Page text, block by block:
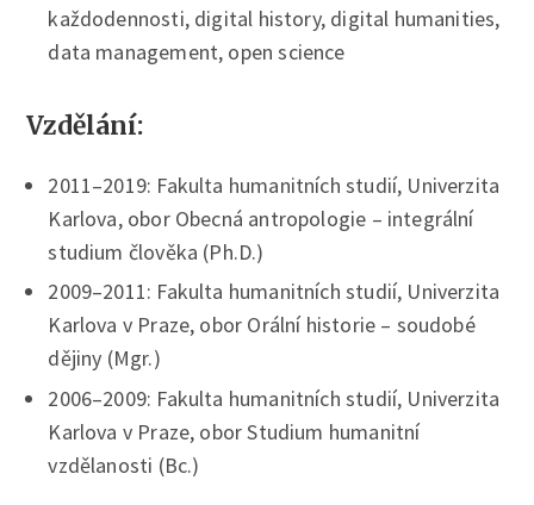
každodennosti, digital history, digital humanities,
data management, open science
Vzdělání:
2011–2019: Fakulta humanitních studií, Univerzita
Karlova, obor Obecná antropologie – integrální
studium člověka (Ph.D.)
2009–2011: Fakulta humanitních studií, Univerzita
Karlova v Praze, obor Orální historie – soudobé
dějiny (Mgr.)
2006–2009: Fakulta humanitních studií, Univerzita
Karlova v Praze, obor Studium humanitní
vzdělanosti (Bc.)